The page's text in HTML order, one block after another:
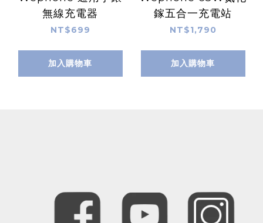
無線充電器
NT$699
加入購物車
鎵五合一充電站
NT$1,790
加入購物車